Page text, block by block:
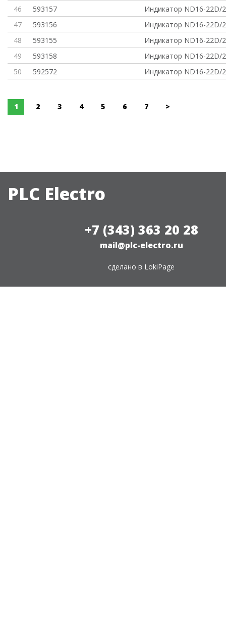
46
593157
Индикатор ND16-22D/
47
593156
Индикатор ND16-22D/
48
593155
Индикатор ND16-22D/
49
593158
Индикатор ND16-22D/
50
592572 Индикатор ND16-22D/
1 2 3 4 5 6 7 >
PLC Electro
+7 (343) 363 20 28
mail@plc-electro.ru
сделано в LokiPage